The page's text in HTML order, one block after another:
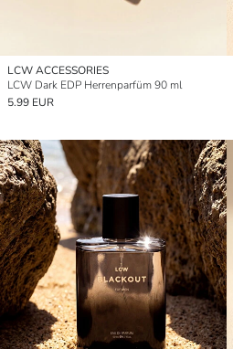
LCW ACCESSORIES
LCW Dark EDP Herrenparfüm 90 ml
5.99 EUR